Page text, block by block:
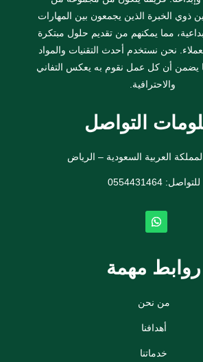
ذوي الخبرة الذين يجمعون بين المهارات
مما يمكنهم من تقديم حلول مبتكرة
نحن نستخدم أحدث التقنيات والمواد
يضمن أن كل عمل نقوم به يعكس التفاني
والاحترافية.
التواصل
العربية السعودية – الرياض
للتواصل: ⁦0554431464
روابط مهمة
من نحن
أهدافنا
خدماتنا